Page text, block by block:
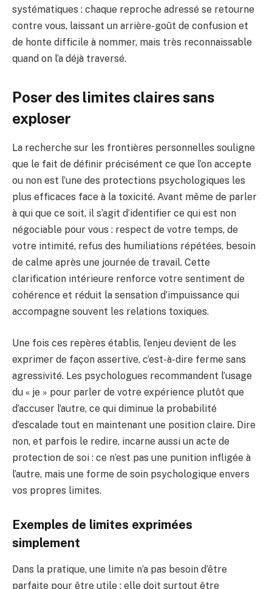
systématiques : chaque reproche adressé se retourne
contre vous, laissant un arrière-goût de confusion et
de honte difficile à nommer, mais très reconnaissable
quand on l’a déjà traversé.
Poser des limites claires sans
exploser
La recherche sur les frontières personnelles souligne
que le fait de définir précisément ce que l’on accepte
ou non est l’une des protections psychologiques les
plus efficaces face à la toxicité. Avant même de parler
à qui que ce soit, il s’agit d’identifier ce qui est non
négociable pour vous : respect de votre temps, de
votre intimité, refus des humiliations répétées, besoin
de calme après une journée de travail. Cette
clarification intérieure renforce votre sentiment de
cohérence et réduit la sensation d’impuissance qui
accompagne souvent les relations toxiques.
Une fois ces repères établis, l’enjeu devient de les
exprimer de façon assertive, c’est-à-dire ferme sans
agressivité. Les psychologues recommandent l’usage
du « je » pour parler de votre expérience plutôt que
d’accuser l’autre, ce qui diminue la probabilité
d’escalade tout en maintenant une position claire. Dire
non, et parfois le redire, incarne aussi un acte de
protection de soi : ce n’est pas une punition infligée à
l’autre, mais une forme de soin psychologique envers
vos propres limites.
Exemples de limites exprimées
simplement
Dans la pratique, une limite n’a pas besoin d’être
parfaite pour être utile ; elle doit surtout être